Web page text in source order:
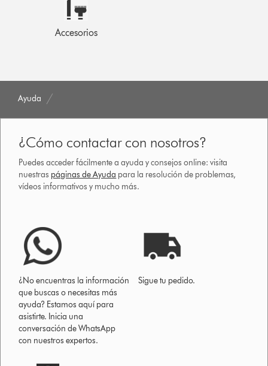
Accesorios
Ayuda
¿Cómo contactar con nosotros?
Puedes acceder fácilmente a ayuda y consejos online: visita
nuestras páginas de Ayuda para la resolución de problemas,
vídeos informativos y mucho más.
¿No encuentras la información
que buscas o necesitas más
ayuda? Estamos aquí para
asistirte. Inicia una
conversación de WhatsApp
con nuestros expertos.
Sigue tu pedido.